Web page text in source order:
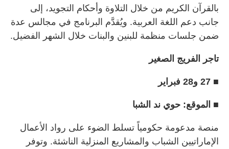
بالقرآن الكريم من خلال التلاوة وأحكام التجويد، إلى
جانب دعم اللغة العربية. ويُقدَّم البرنامج في مجالس عدة
ضمن جلسات منظمة للبنين والبنات خلال الشهر الفضيل.
تاجر الفريج الصغير
■ 27 و28 فبراير
■ الموقع: حوي ند الشبا
منصة مدعومة حكومياً تسلط الضوء على رواد الأعمال
الإماراتيين الشباب والمشاريع المنزلية الناشئة. وتوفر